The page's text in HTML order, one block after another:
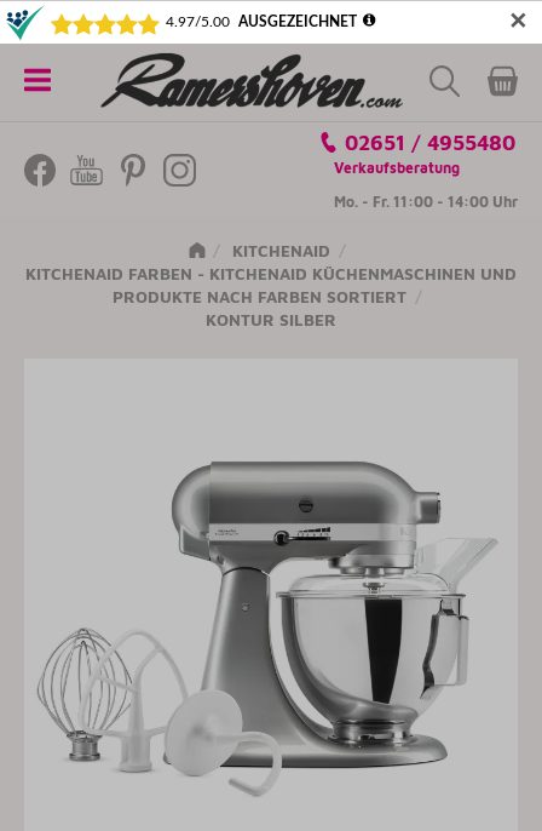
✕
5€ SICHERN! NEWSLETTER ABONNIEREN
Kategorien
02651 / 4955480
Verkaufsberatung
Mo. - Fr. 11:00 - 14:00 Uhr
KITCHENAID
KITCHENAID FARBEN - KITCHENAID KÜCHENMASCHINEN UND
PRODUKTE NACH FARBEN SORTIERT
KONTUR SILBER